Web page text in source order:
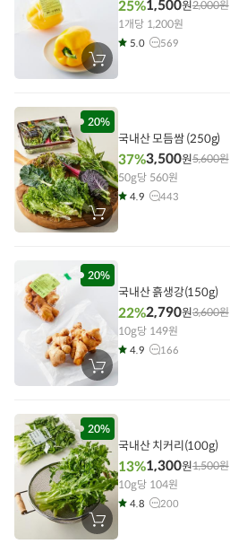
장
바
에
담
기
25%1,500원2,000원
1개당 1,200원
5.0 569
20%
장
바
에
담
기
국내산 모듬쌈 (250g)
37%3,500원5,600원
50g당 560원
4.9 443
20%
장
바
에
담
기
국내산 흙생강(150g)
22%2,790원3,600원
10g당 149원
4.9 166
20%
장
바
국내산 치커리(100g)
13%1,300원1,500원
10g당 104원
4.8 200